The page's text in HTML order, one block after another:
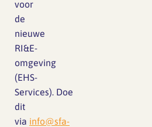
voor
de
nieuwe
RI&E-
omgeving
(EHS-
Services). Doe
dit
via info@sfa-